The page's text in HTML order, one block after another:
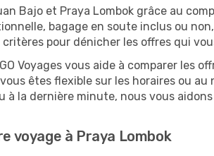
Bajo et Praya Lombok grâce au
bagage en soute inclus ou
pour dénicher les offres qui
Voyages vous aide à comparer les
êtes flexible sur les horaires ou
à la dernière minute, nous vous
voyage à Praya Lombok